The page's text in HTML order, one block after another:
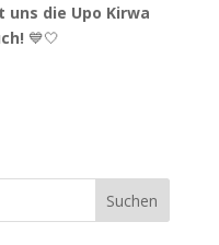
die Upo Kirwa
💙🤍
Suchen